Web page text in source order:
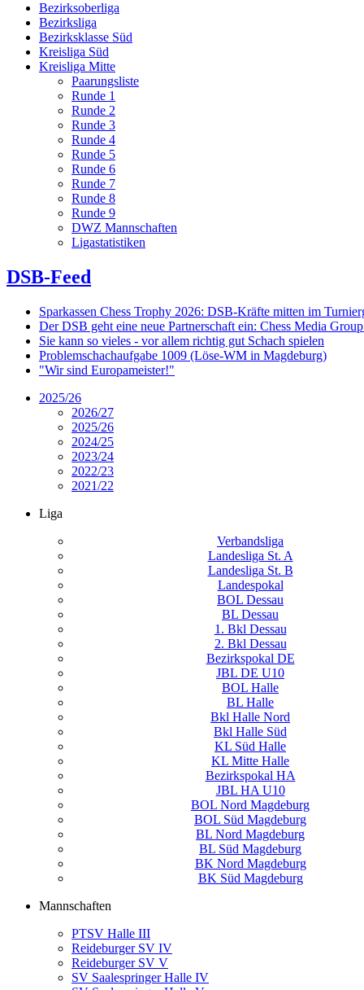
Bezirksoberliga
Bezirksliga
Bezirksklasse Süd
Kreisliga Süd
Kreisliga Mitte
Paarungsliste
Runde 1
Runde 2
Runde 3
Runde 4
Runde 5
Runde 6
Runde 7
Runde 8
Runde 9
DWZ Mannschaften
Ligastatistiken
DSB-Feed
Sparkassen Chess Trophy 2026: DSB-Kräfte mitten im
Der DSB geht eine neue Partnerschaft ein: Chess Media
Sie kann so vieles - vor allem richtig gut Schach spielen
Problemschachaufgabe 1009 (Löse-WM in Magdeburg)
"Wir sind Europameister!"
2025/26
2026/27
2025/26
2024/25
2023/24
2022/23
2021/22
Liga
Verbandsliga
Landesliga St. A
Landesliga St. B
Landespokal
BOL Dessau
BL Dessau
1. Bkl Dessau
2. Bkl Dessau
Bezirkspokal DE
JBL DE U10
BOL Halle
BL Halle
Bkl Halle Nord
Bkl Halle Süd
KL Süd Halle
KL Mitte Halle
Bezirkspokal HA
JBL HA U10
BOL Nord Magdeburg
BOL Süd Magdeburg
BL Nord Magdeburg
BL Süd Magdeburg
BK Nord Magdeburg
BK Süd Magdeburg
Mannschaften
PTSV Halle III
Reideburger SV IV
Reideburger SV V
SV Saalespringer Halle IV